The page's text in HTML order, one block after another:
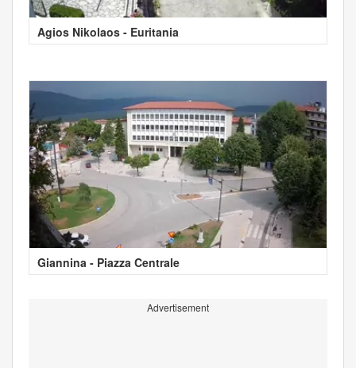
Agios Nikolaos - Euritania
Giannina - Piazza Centrale
Advertisement